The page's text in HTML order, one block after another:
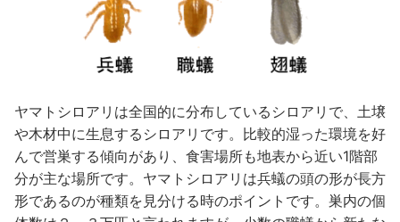
ヤマトシロアリは全国的に分布しているシロアリで、土壌
や木材中に生息するシロアリです。比較的湿った環境を好
んで営巣する傾向があり、食害場所も地表から近い1階部
分が主な場所です。ヤマトシロアリは兵蟻の頭の形が長方
形であるのが種類を見分ける時のポイントです。巣内の個